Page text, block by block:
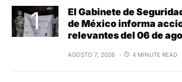
El Gabinete de
de México informa
relevantes del 06 de
AGOSTO 7, 2026 4 MINUTE READ